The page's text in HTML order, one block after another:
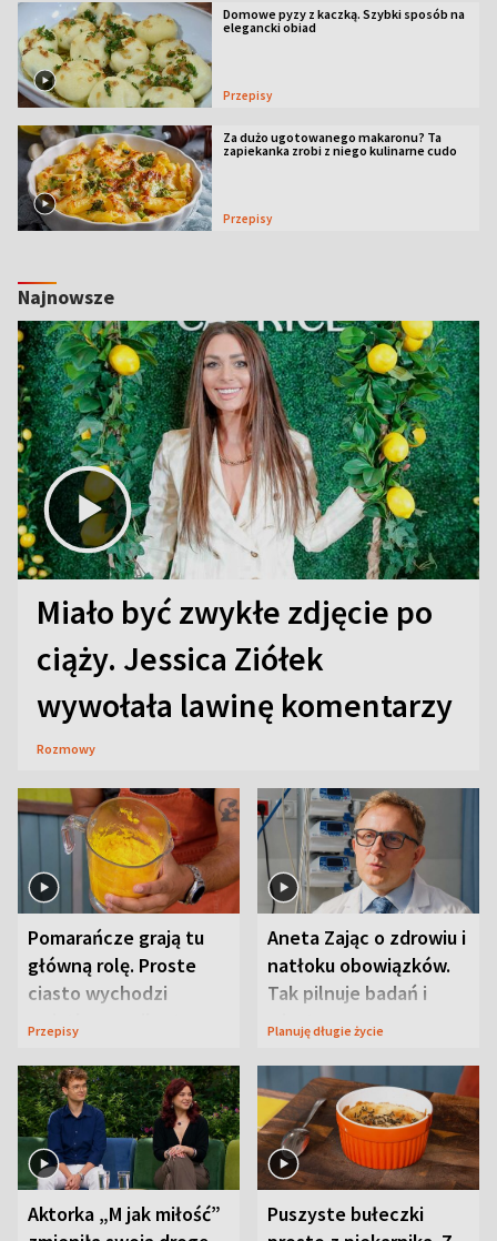
Domowe pyzy z kaczką. Szybki sposób na
elegancki obiad
Przepisy
Za dużo ugotowanego makaronu? Ta
zapiekanka zrobi z niego kulinarne cudo
Przepisy
Najnowsze
Miało być zwykłe zdjęcie po
ciąży. Jessica Ziółek
wywołała lawinę komentarzy
Rozmowy
Pomarańcze grają tu
główną rolę. Proste
ciasto wychodzi
wyjątkowo wilgotne
Przepisy
Aneta Zając o zdrowiu i
natłoku obowiązków.
Tak pilnuje badań i
wizyt
Planuję długie życie
Aktorka „M jak miłość”
Puszyste bułeczki